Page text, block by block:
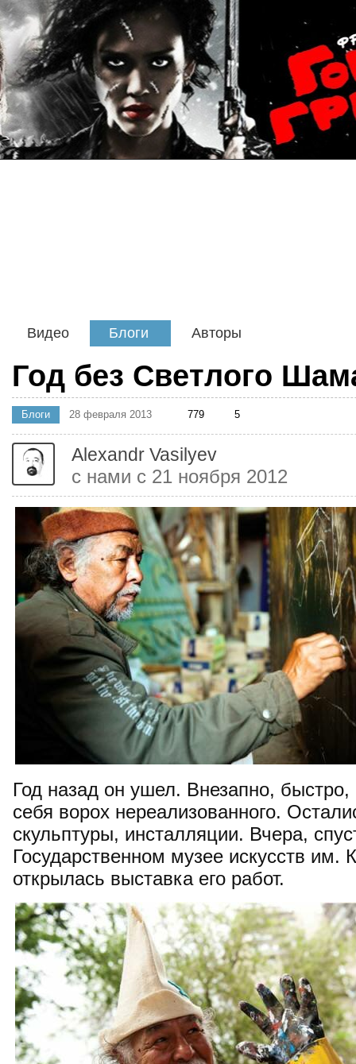
Видео Блоги Авторы
Год без Светлого
Блоги 28 февраля 2013 779 5
Alexandr Vasilyev
с нами с 21 ноября 2012
Год назад он ушел. Внезапно, быстро,
себя ворох нереализованного.
скульптуры, инсталляции. Вчера,
Государственном музее искусств им.
открылась выставка его работ.